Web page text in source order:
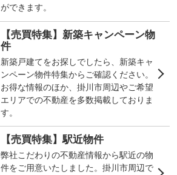
ができます。
【売買特集】新築キャンペーン物
件
新築戸建てをお探しでしたら、新築キャ
ンペーン物件特集からご確認ください。
お得な情報のほか、掛川市周辺やご希望
エリアでの不動産を多数掲載しておりま
す。
【売買特集】駅近物件
弊社こだわりの不動産情報から駅近の物
件をご用意いたしました。掛川市周辺で